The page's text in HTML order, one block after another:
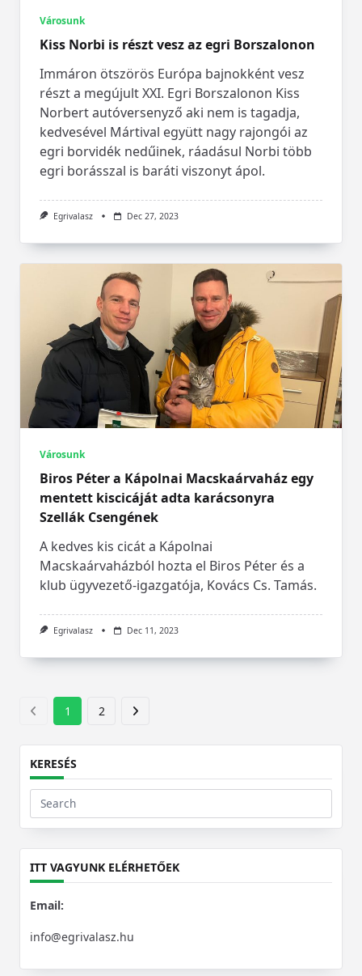
Városunk
Kiss Norbi is részt vesz az egri Borszalonon
Immáron ötszörös Európa bajnokként vesz
részt a megújult XXI. Egri Borszalonon Kiss
Norbert autóversenyző aki nem is tagadja,
kedvesével Mártival együtt nagy rajongói az
egri borvidék nedűinek, ráadásul Norbi több
egri borásszal is baráti viszonyt ápol.
Egrivalasz Dec 27, 2023
Városunk
Biros Péter a Kápolnai Macskaárvaház egy
mentett kiscicáját adta karácsonyra
Szellák Csengének
A kedves kis cicát a Kápolnai
Macskaárvaházból hozta el Biros Péter és a
klub ügyvezető-igazgatója, Kovács Cs. Tamás.
Egrivalasz Dec 11, 2023
1 2
KERESÉS
Search
for:
ITT VAGYUNK ELÉRHETŐEK
Email:
info@egrivalasz.hu